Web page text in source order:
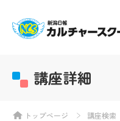
講座詳細
トップページ 講座検索